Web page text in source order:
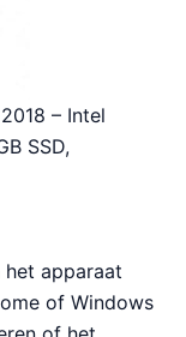
– Intel
SSD,
apparaat
of Windows